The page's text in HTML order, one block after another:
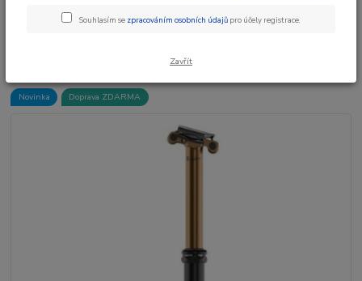
31.6mm FACTORY
Novinka Doprava ZDARMA
Souhlasím se zpracováním osobních údajů pro účely registrace.
Zavřít